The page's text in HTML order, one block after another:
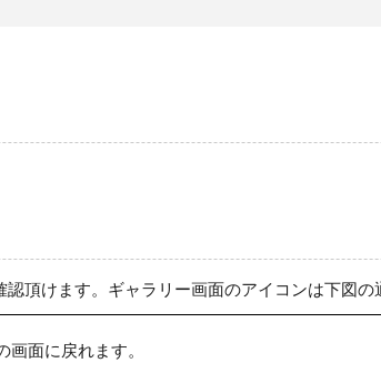
頂けます。ギャラリー画面のアイコンは下図の
面に戻れます。